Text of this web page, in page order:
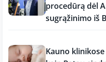
procedūrą dėl
sugrąžinimo iš
Kauno